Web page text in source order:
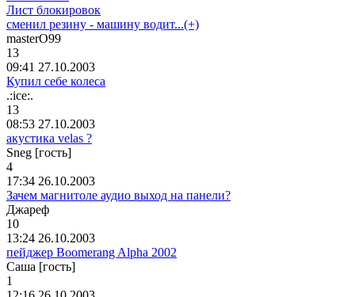
Лист блокировок
сменил резину - машину водит...(+)
masterO99
13
09:41 27.10.2003
Купил себе колеса
.:ice:.
13
08:53 27.10.2003
акустика velas ?
Sneg [гость]
4
17:34 26.10.2003
Зачем магнитоле аудио выход на панели?
Джареф
10
13:24 26.10.2003
пейджер Boomerang Alpha 2002
Саша [гость]
1